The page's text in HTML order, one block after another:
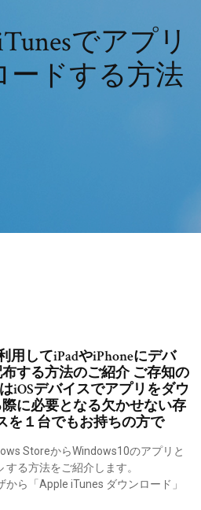
でアプリ
ードする方法
用してiPadやiPhoneにデバ
する方法のご紹介 ご存知の
iOSデバイスでアプリをダウ
に必要となる欠かせない存
を１台でもお持ちの方で
StoreからWindows10のアプリと
る方法をご紹介します。
ら「Apple iTunes ダウンロード」